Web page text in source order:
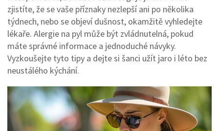
zjistíte, že se vaše příznaky nezlepší ani po několika
týdnech, nebo se objeví dušnost, okamžitě vyhledejte
lékaře. Alergie na pyl může být zvládnutelná, pokud
máte správné informace a jednoduché návyky.
Vyzkoušejte tyto tipy a dejte si šanci užít jaro i léto bez
neustálého kýchání.